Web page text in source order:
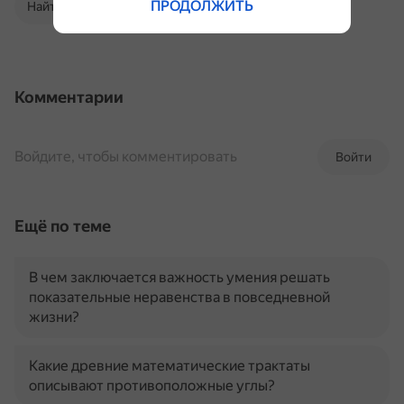
Найти в Поиске
Комментарии
Войти
Войдите, чтобы комментировать
Ещё по теме
В чем заключается важность умения решать
показательные неравенства в повседневной
жизни?
Какие древние математические трактаты
описывают противоположные углы?
ПРОДОЛЖИТЬ